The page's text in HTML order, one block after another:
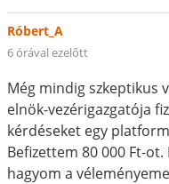
Róbert_A
6 órával ezelőtt
Még mindig szkeptikus
elnök-vezérigazgatója
kérdéseket egy
Befizettem 80 000 Ft-
hagyom a